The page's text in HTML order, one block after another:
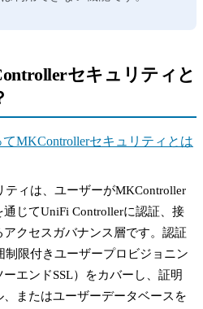
セキュリティと
てMKControllerセキュリティとは
ィは、ユーザーがMKController
じてUniFi Controllerに認証、接
クセスガバナンス層です。認証
制限付きユーザープロビジョニン
エンドSSL）をカバーし、証明
またはユーザーデータベースを